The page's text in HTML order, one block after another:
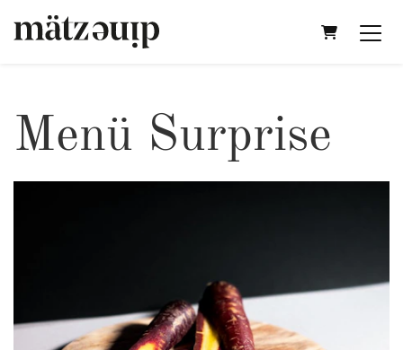
Warenkorb
Menü Surprise